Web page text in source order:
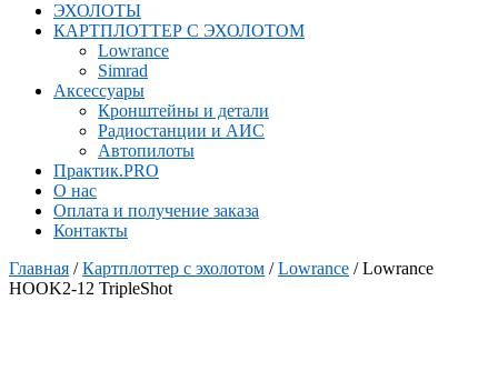
ЭХОЛОТЫ
КАРТПЛОТТЕР С ЭХОЛОТОМ
Lowrance
Simrad
Аксессуары
Кронштейны и детали
Радиостанции и АИС
Автопилоты
Практик.PRO
О нас
Оплата и получение заказа
Контакты
Главная /Картплоттер с эхолотом /Lowrance / Lowrance
HOOK2-12 TripleShot